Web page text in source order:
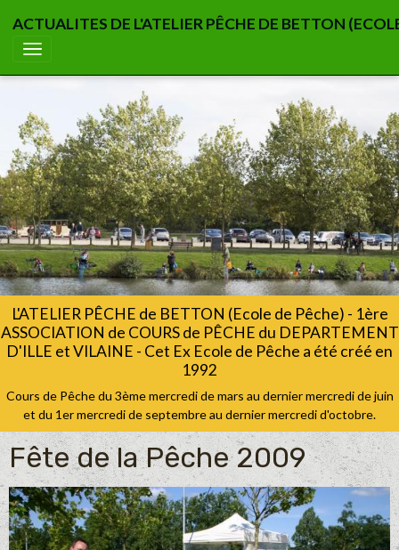
ACTUALITES DE L'ATELIER PÊCHE DE BETTON
L'ATELIER PÊCHE de BETTON (Ecole de Pêche) - 1ère
ASSOCIATION de COURS de PÊCHE du DEPARTEMENT
D'ILLE et VILAINE - Cet Ex Ecole de Pêche a été créé en
1992
Cours de Pêche du 3ème mercredi de mars au dernier mercredi de juin
et du 1er mercredi de septembre au dernier mercredi d'octobre.
Fête de la Pêche 2009